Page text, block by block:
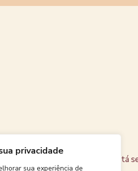
privacidade
sua experiência de
Algo grande está